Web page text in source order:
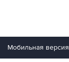
Мобильная версия